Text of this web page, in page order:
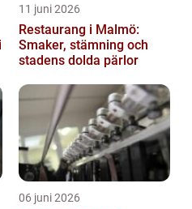
11 juni 2026
Restaurang i Malmö:
Smaker, stämning och
stadens dolda pärlor
06 juni 2026